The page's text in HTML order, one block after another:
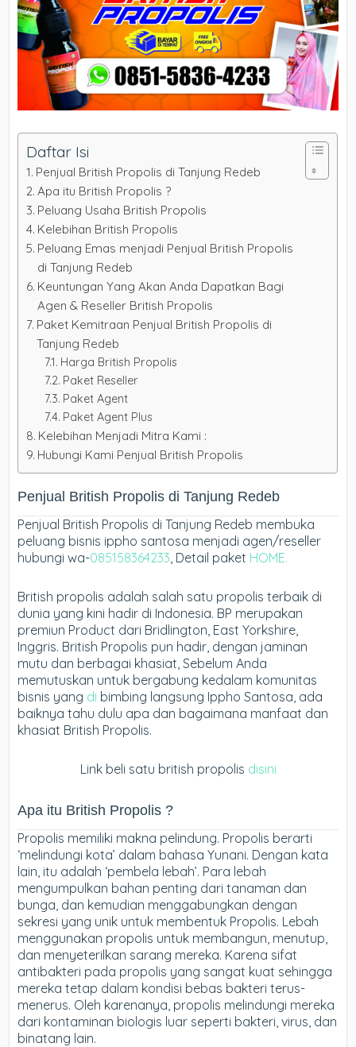
Daftar Isi
Penjual British Propolis di Tanjung Redeb
Apa itu British Propolis ?
Peluang Usaha British Propolis
Kelebihan British Propolis
Peluang Emas menjadi Penjual British Propolis
di Tanjung Redeb
Keuntungan Yang Akan Anda Dapatkan Bagi
Agen & Reseller British Propolis
Paket Kemitraan Penjual British Propolis di
Tanjung Redeb
Harga British Propolis
Paket Reseller
Paket Agent
Paket Agent Plus
Kelebihan Menjadi Mitra Kami :
Hubungi Kami Penjual British Propolis
Penjual British Propolis di Tanjung Redeb
Penjual British Propolis di Tanjung Redeb membuka
peluang bisnis ippho santosa menjadi agen/reseller
hubungi wa-085158364233 , Detail paket HOME.
British propolis adalah salah satu propolis terbaik di
dunia yang kini hadir di Indonesia. BP merupakan
premiun Product dari Bridlington, East Yorkshire,
Inggris. British Propolis pun hadir, dengan jaminan
mutu dan berbagai khasiat, Sebelum Anda
memutuskan untuk bergabung kedalam komunitas
bisnis yang di bimbing langsung Ippho Santosa, ada
baiknya tahu dulu apa dan bagaimana manfaat dan
khasiat British Propolis.
Link beli satu british propolis disini
Apa itu British Propolis ?
Propolis memiliki makna pelindung. Propolis berarti
‘melindungi kota’ dalam bahasa Yunani. Dengan kata
lain, itu adalah ‘pembela lebah’. Para lebah
mengumpulkan bahan penting dari tanaman dan
bunga, dan kemudian menggabungkan dengan
sekresi yang unik untuk membentuk Propolis. Lebah
menggunakan propolis untuk membangun, menutup,
dan menyeterilkan sarang mereka. Karena sifat
antibakteri pada propolis yang sangat kuat sehingga
mereka tetap dalam kondisi bebas bakteri terus-
menerus. Oleh karenanya, propolis melindungi mereka
dari kontaminan biologis luar seperti bakteri, virus, dan
binatang lain.